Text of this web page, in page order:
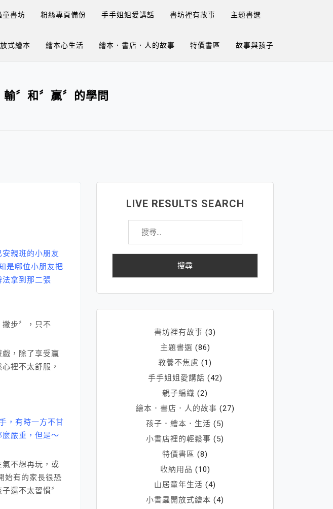
童書坊 粉絲專頁備份 手手姐姐愛講話 書坊裡有故事 主題書選
式繪本 繪本心生活 繪本．書店．人的故事 特價書區 故事與孩子
〞和〞贏〞的學問
親班的小朋友
是哪位小朋友把
拿到那二張
步〞，只不
，除了享受贏
裡不太舒服，
，有時一方不甘
嚴重，但是～
不想再玩，或
始有的家長很恐
還不太習慣〞
LIVE RESULTS SEARCH
搜
關
書坊裡有故事 (3)
主題書選 (86)
教養不焦慮 (1)
手手姐姐愛講話 (42)
親子編織 (2)
繪本．書店．人的故事 (27)
孩子．繪本．生活 (5)
小書店裡的輕鬆事 (5)
特價書區 (8)
收納用品 (10)
山居童年生活 (4)
小書蟲開放式繪本 (4)